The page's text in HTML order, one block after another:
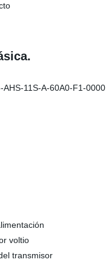
11S-A-60A0-F1-0000
voltio
transmisor